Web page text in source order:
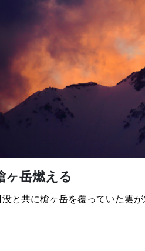
ヶ岳燃える
没と共に槍ヶ岳を覆っていた雲